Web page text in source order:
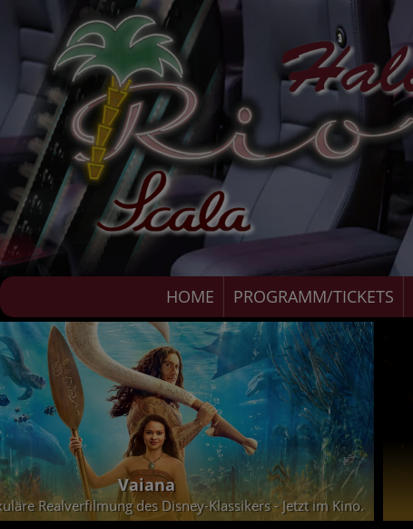
HOME PROGRAMM/TICKETS
Vaiana
Realverfilmung des Disney-Klassikers - Jetzt im Kino.